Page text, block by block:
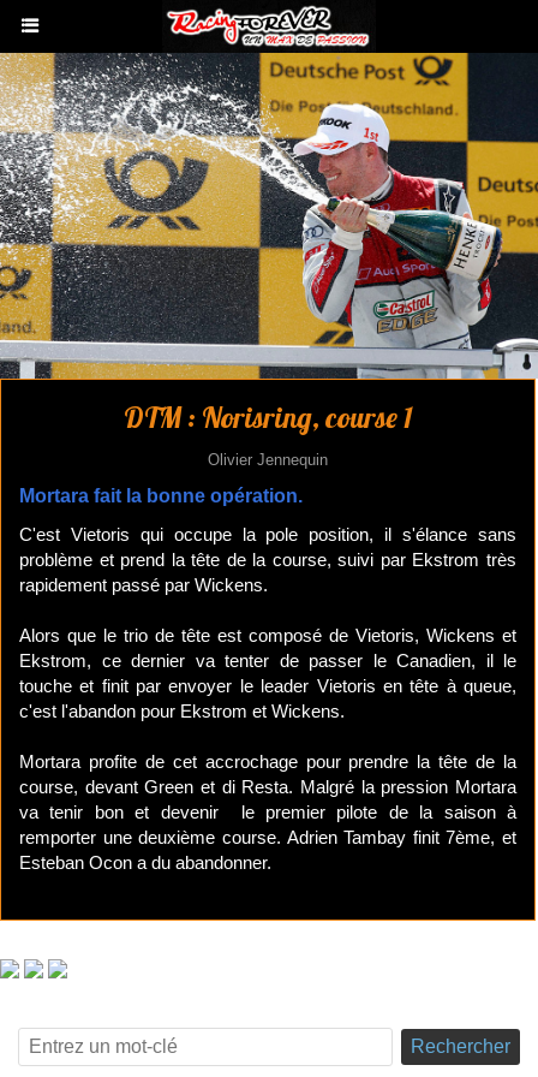
DTM : Norisring, course 1
Olivier Jennequin
Mortara fait la bonne opération.
C'est Vietoris qui occupe la pole position, il s'élance sans
problème et prend la tête de la course, suivi par Ekstrom très
rapidement passé par Wickens.
Alors que le trio de tête est composé de Vietoris, Wickens et
Ekstrom, ce dernier va tenter de passer le Canadien, il le
touche et finit par envoyer le leader Vietoris en tête à queue,
c'est l'abandon pour Ekstrom et Wickens.
Mortara profite de cet accrochage pour prendre la tête de la
course, devant Green et di Resta. Malgré la pression Mortara
va tenir bon et devenir le premier pilote de la saison à
remporter une deuxième course. Adrien Tambay finit 7ème, et
Esteban Ocon a du abandonner.
Rechercher